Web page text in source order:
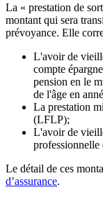
La « prestation de
montant qui sera
prévoyance. Elle
L'avoir de
compte
pension en le
de l'âge en
La prestation
(LFLP);
L'avoir de
Le détail de ces
d’assurance.